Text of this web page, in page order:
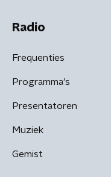
Radio
Frequenties
Programma's
Presentatoren
Muziek
Gemist